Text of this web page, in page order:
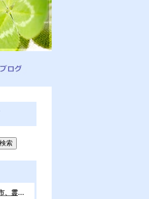
吉田町、焼津市、富士市、霊視鑑定 天龍・占いの館 Dahlia、対面・電話・オンライン鑑定、除霊、霊視鑑定、遠隔 除霊 口コミ、浄霊、交霊、祈祷、御祓い、四柱推命、姓名判断・九星気学・易・タロット・手相・数秘術・動物占い・姓名学・命運鑑定、開運、不安・苦痛・恐怖、悩み相談、スピリチュアルカウンセラー、ヒーリング、霊気治療、霊能力者、霊媒師、天龍知裕著、幸せを求めて、天の神様 VS 地獄の神様、宇宙の真理で未来は希望の光、この世で天国 あの世で天国、天龍知裕ブログ。